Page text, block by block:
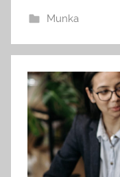
Munka